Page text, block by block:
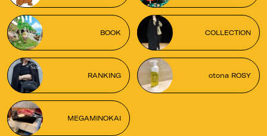
BOOK COLLECTION
RANKING otona ROSY
MEGAMINOKAI